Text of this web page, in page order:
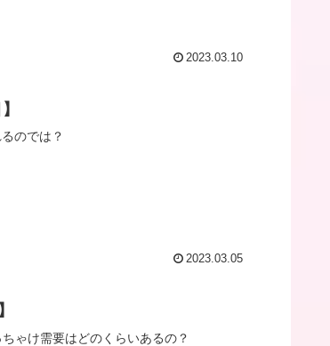
2023.03.10
のでは？
2023.03.05
ゃけ需要はどのくらいあるの？